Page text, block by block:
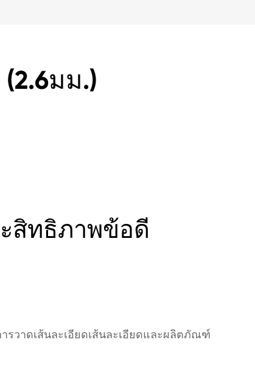
มม.)
สิทธิภาพข้อดี
วาดเส้นละเอียดเส้นละเอียดและผลิตภัณฑ์